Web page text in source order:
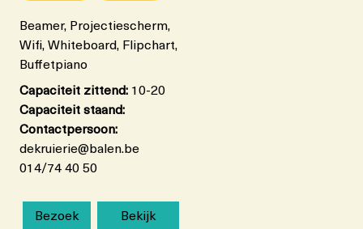
Beamer, Projectiescherm,
Wifi, Whiteboard, Flipchart,
Buffetpiano
Capaciteit zittend: 10-20
Capaciteit staand:
Contactpersoon:
dekruierie@balen.be
014/74 40 50
Bezoek
Bekijk